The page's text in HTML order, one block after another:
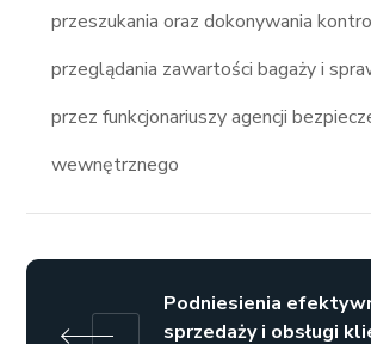
przeszukania oraz dokonywania
przeglądania zawartości bagaży i
przez funkcjonariuszy agencji
wewnętrznego
Podniesienia
sprzedaży i obsługi